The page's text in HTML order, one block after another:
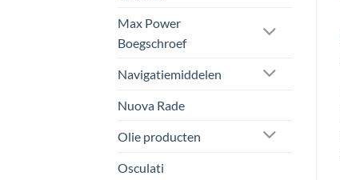
Max Power
Boegschroef
Navigatiemiddelen
Nuova Rade
Olie producten
Osculati